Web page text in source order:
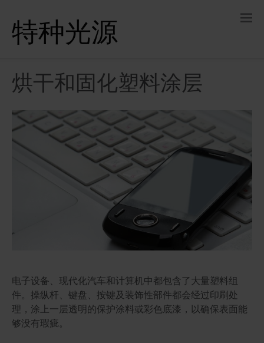
特种光源
烘干和固化塑料涂层
电子设备、现代化汽车和计算机中都包含了大量塑料组
件。操纵杆、键盘、按键及装饰性部件都会经过印刷处
理，涂上一层透明的保护涂料或彩色底漆，以确保表面能
够没有瑕疵。